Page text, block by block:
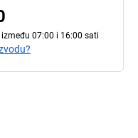
07:00 i 16:00 sati